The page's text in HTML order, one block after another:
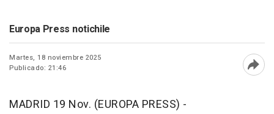
Europa Press notichile
Martes, 18 noviembre 2025
Publicado: 21:46
MADRID 19 Nov. (EUROPA PRESS) -